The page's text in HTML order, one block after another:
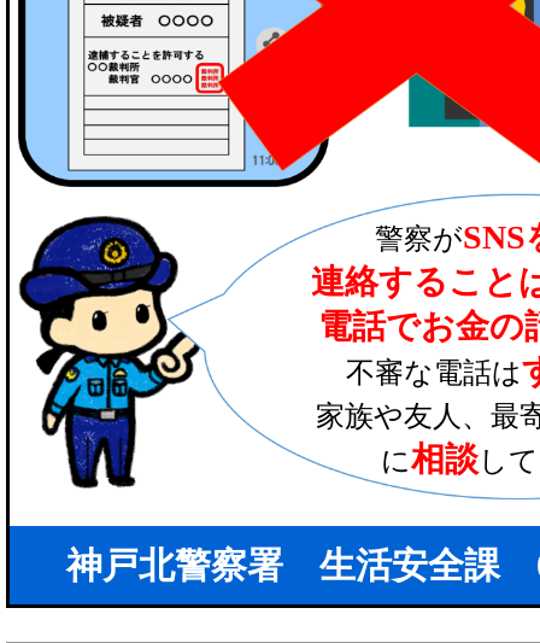
警察がSNS
連絡すること
電話でお金の
不審な電話は
家族や友人、最
に相談し
神戸北警察署 生活安全課